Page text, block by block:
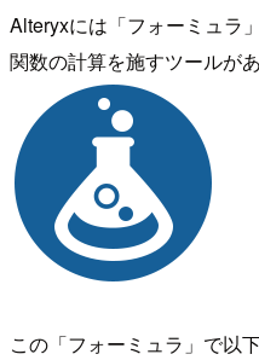
Alteryxには「フォーミュラ
関数の計算を施すツールがあ
この「フォーミュラ」で以